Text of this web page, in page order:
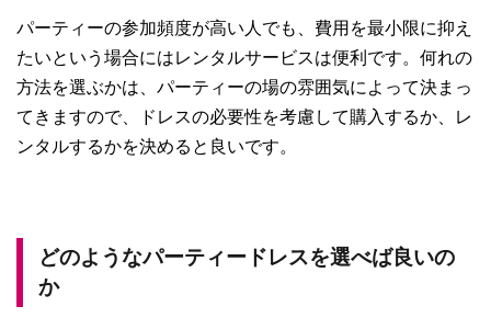
パーティーの参加頻度が高い人でも、費用を最小限に抑え
たいという場合にはレンタルサービスは便利です。何れの
方法を選ぶかは、パーティーの場の雰囲気によって決まっ
てきますので、ドレスの必要性を考慮して購入するか、レ
ンタルするかを決めると良いです。
どのようなパーティードレスを選べば良いの
か